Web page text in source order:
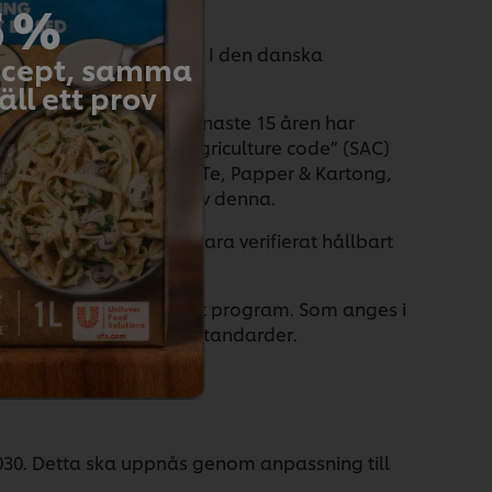
olika innebörd för er? I den danska
Under de senaste 15 åren har
”Sustainable Agriculture code” (SAC)
Kakao, Vanilj, Te, Papper & Kartong,
Vete, Majs, Ris etc) av denna.
nyckelgrödorna ska vara verifierat hållbart
understödjer vårt program. Som anges i
och -standarder.
Detta ska uppnås genom anpassning till
samma
ett prov